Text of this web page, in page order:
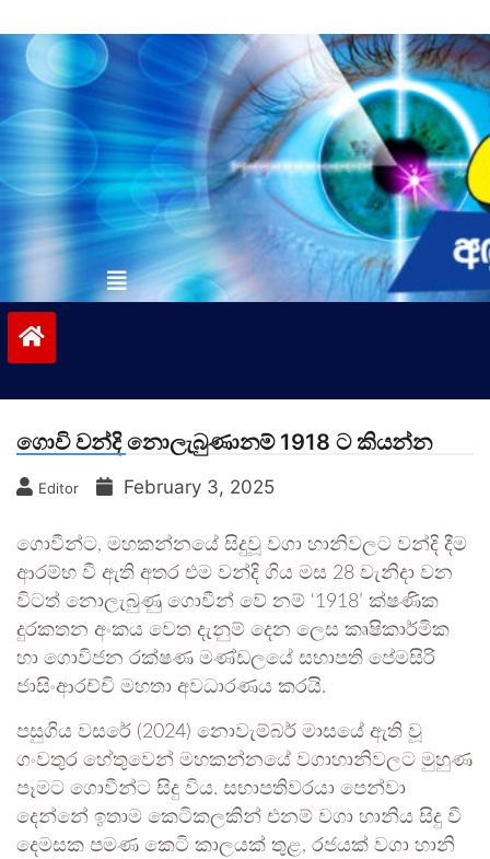
to
contentvinivida.lk
ගොවි වන්දි නොලැබුණානම් 1918 ට කියන්න
Editor February 3, 2025
ගොවීන්ට, මහකන්නයේ සිදුවූ වගා හානිවලට වන්දි දීම
ආරම්භ වී ඇති අතර එම වන්දි ගිය මස 28 වැනිදා වන
විටත් නොලැබුණු ගොවීන් වේ නම් ‘1918’ ක්ෂණික
දුරකතන අංකය වෙත දැනුම් දෙන ලෙස කෘෂිකාර්මික
හා ගොවිජන රක්ෂණ මණ්ඩලයේ සභාපති පේමසිරි
ජාසිංආරච්චි මහතා අවධාරණය කරයි.
පසුගිය වසරේ (2024) නොවැම්බර් මාසයේ ඇති වූ
ගංවතුර හේතුවෙන් මහකන්නයේ වගාහානිවලට මුහුණ
පෑමට ගොවීන්ට සිදු විය. සභාපතිවරයා පෙන්වා
දෙන්නේ ඉතාම කෙටිකලකින් එනම් වගා හානිය සිදු වී
දෙමසක පමණ කෙටි කාලයක් තුළ, රජයක් වගා හානි